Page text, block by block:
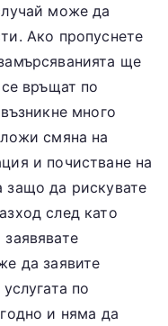
може да
Ако пропуснете
ще
връщат по
много
смяна на
и почистване на
защо да рискувате
след като
да заявите
по
и няма да